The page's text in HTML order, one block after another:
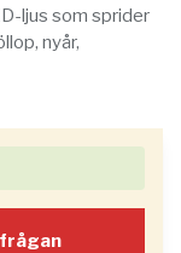
ljus som sprider
nyår,